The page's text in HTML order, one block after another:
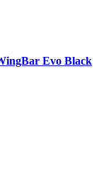
Evo Black